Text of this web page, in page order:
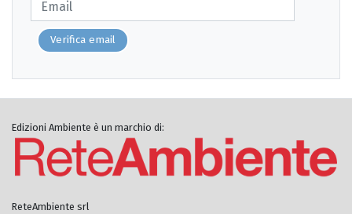
Verifica email
Edizioni Ambiente è un marchio di:
ReteAmbiente srl